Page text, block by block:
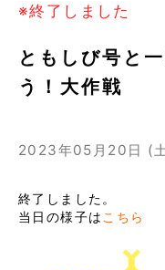
※終了しました
ともしび号と
う！大作戦
2023年05月20日 (
終了しました。
当日の様子は こちら